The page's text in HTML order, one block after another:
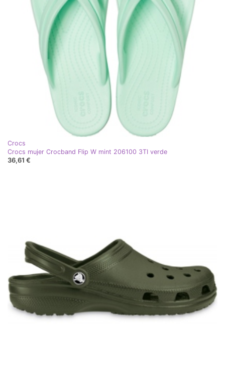
Crocs
Crocs mujer Crocband Flip W mint 206100 3TI verde
36,61 €